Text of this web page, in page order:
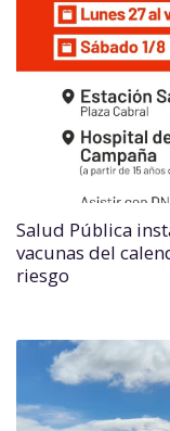
Salud Pública
vacunas del
riesgo